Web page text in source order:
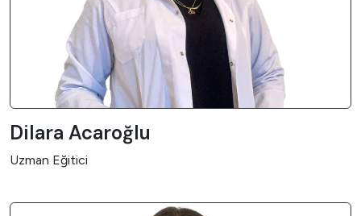
Dilara Acaroğlu
Uzman Eğitici